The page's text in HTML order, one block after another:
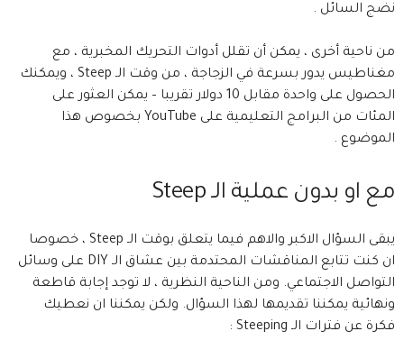
نضج السائل .
من ناحية أخرى ، يمكن أن تقلل أدوات التحريك المخبرية ، مع
مغناطيس يدور بسرعة في الزجاجة ، من وقت الـ Steep ، ويمكنك
الحصول على واحدة مقابل 10 دولار تقريبا – يمكن العثور على
المئات من البرامج التعليمية على YouTube بخصوص هذا
الموضوع .
مع او بدون عملية الـ Steep
يبقى السؤال الاكبر والاهم فيما يتعلق بوقت الـ Steep ، خصوصا
ان كنت تتابع المناقشات المحتدمة بين عشاق الـ DIY على وسائل
التواصل الاجتماعي. ومن الناحية النظرية ، لا توجد إجابة قاطعة
ونهائية يمكننا تقديمها لهذا السؤال. ولكن يمكننا ان نعطيك
فكرة عن فترات الـ Steeping :